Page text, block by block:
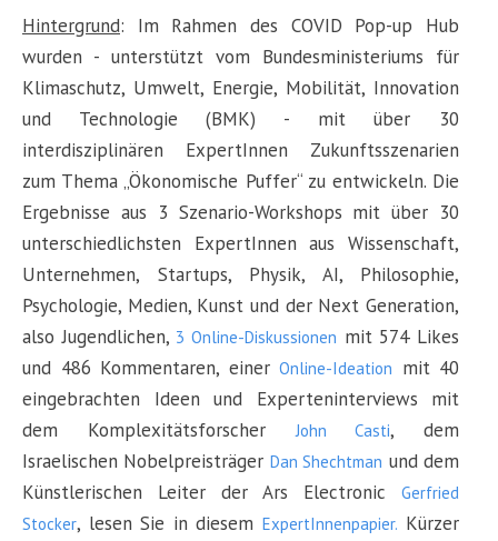
Hintergrund: Im Rahmen des COVID Pop-up Hub
wurden - unterstützt vom Bundesministeriums für
Klimaschutz, Umwelt, Energie, Mobilität, Innovation
und Technologie (BMK) - mit über 30
interdisziplinären ExpertInnen Zukunftsszenarien
zum Thema „Ökonomische Puffer“ zu entwickeln. Die
Ergebnisse aus 3 Szenario-Workshops mit über 30
unterschiedlichsten ExpertInnen aus Wissenschaft,
Unternehmen, Startups, Physik, AI, Philosophie,
Psychologie, Medien, Kunst und der Next Generation,
also Jugendlichen, 3 Online-Diskussionen mit 574 Likes
und 486 Kommentaren, einer Online-Ideation mit 40
eingebrachten Ideen und Experteninterviews mit
dem KomplexitätsforscherJohn Casti, dem
Israelischen Nobelpreisträger Dan Shechtman und dem
Künstlerischen Leiter der Ars Electronic Gerfried
Stocker, lesen Sie in diesem ExpertInnenpapier. Kürzer